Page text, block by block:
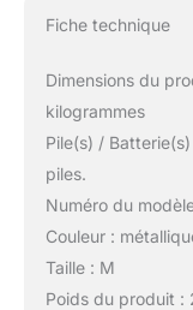
Fiche technique
Dimensions du
kilogrammes
Pile(s) /
piles.
Numéro du
Couleur :
Taille : M
Poids du produit :